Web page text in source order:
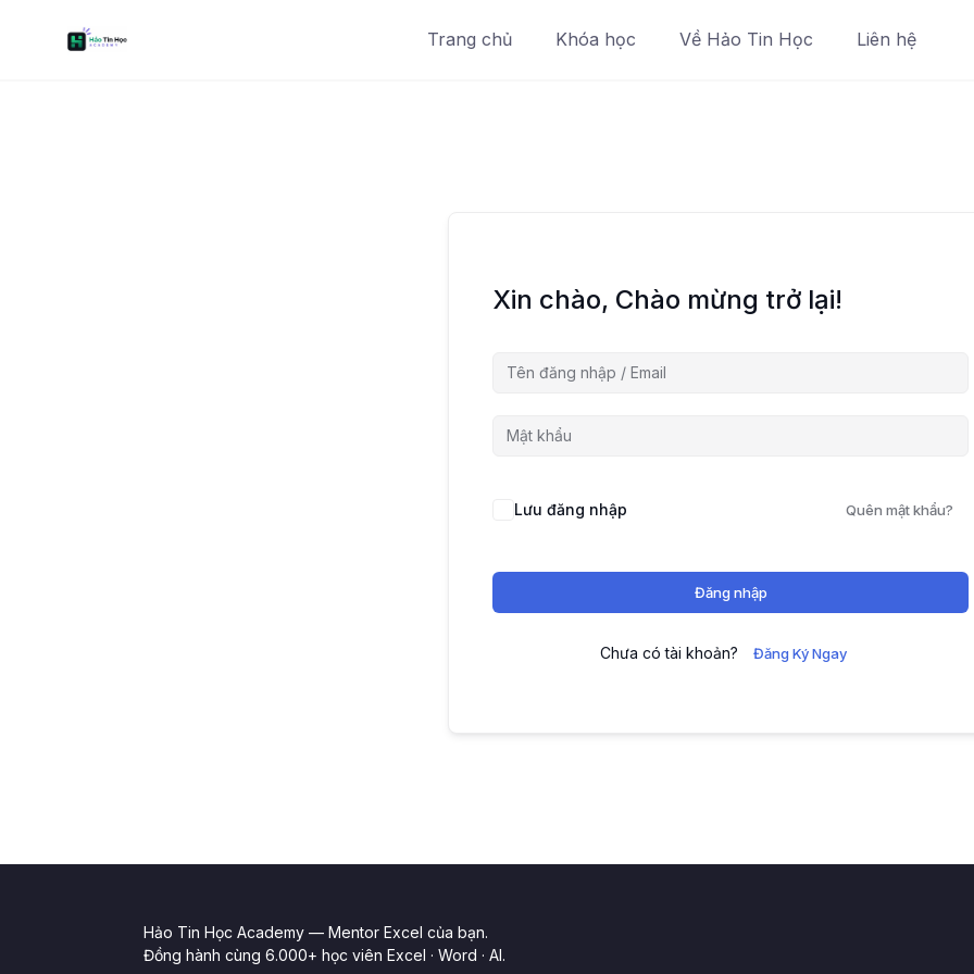
Trang chủ Khóa học Về Hảo Tin Học Liên hệ
Xin chào, Chào mừng trở lại!
Lưu đăng nhập Quên mật khẩu?
Đăng nhập
Chưa có tài khoản? Đăng Ký Ngay
Hảo Tin Học Academy — Mentor Excel của bạn.
Đồng hành cùng 6.000+ học viên Excel · Word · AI.